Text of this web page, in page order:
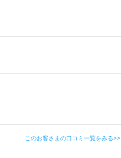
このお客さまの口コミ一覧をみる>>